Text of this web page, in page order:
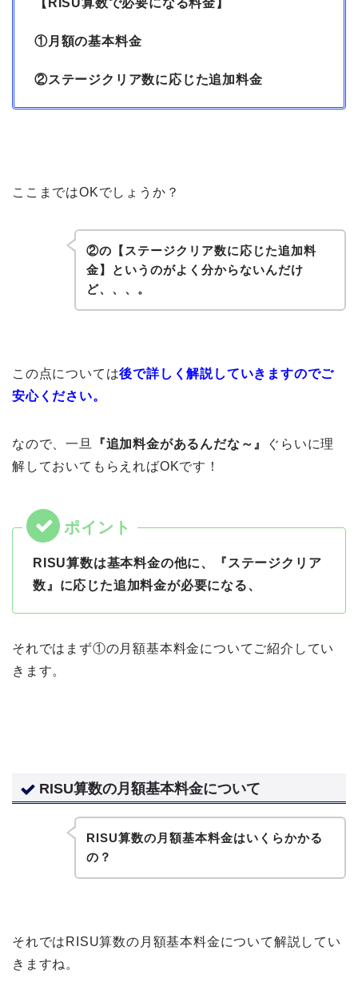
【RISU算数で必要になる料金】
①月額の基本料金
②ステージクリア数に応じた追加料金
ここまではOKでしょうか？
②の【ステージクリア数に応じた追加料
金】というのがよく分からないんだけ
ど、、、。
この点については後で詳しく解説していきますのでご
安心ください。
なので、一旦 『追加料金があるんだな～』
ぐらいに理
解しておいてもらえればOKです！
RISU算数は基本料金の他に、『ステージクリア
数』に応じた追加料金が必要になる、
それではまず①の月額基本料金についてご紹介してい
きます。
RISU算数の月額基本料金について
RISU算数の月額基本料金はいくらかかる
の？
それではRISU算数の月額基本料金について解説してい
きますね。